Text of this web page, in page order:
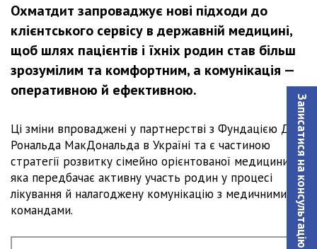
Записатися на консультацiю
Охматдит запроваджує нові підходи до
клієнтського сервісу в державній медицині,
щоб шлях пацієнтів і їхніх родин став більш
зрозумілим та комфортним, а комунікація —
оперативною й ефективною.
Ці зміни впроваджені у партнерстві з Фундацією Дім
Рональда МакДональда в Україні та є частиною
стратегії розвитку сімейно орієнтованої медицини,
яка передбачає активну участь родин у процесі
лікування й налагоджену комунікацію з медичними
командами.